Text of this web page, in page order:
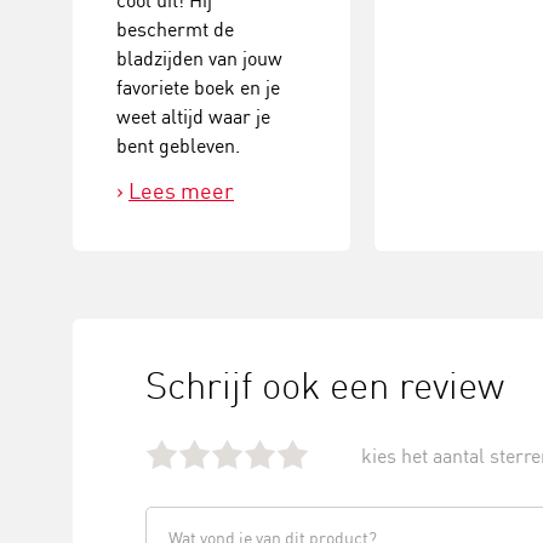
beschermt de
bladzijden van jouw
favoriete boek en je
weet altijd waar je
bent gebleven.
Lees meer
Schrijf ook een review
kies het aantal